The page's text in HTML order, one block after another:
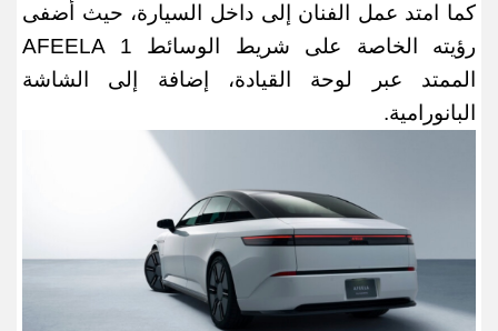
كما امتد عمل الفنان إلى داخل السيارة، حيث أضفى
رؤيته الخاصة على شريط الوسائط
الممتد عبر لوحة القيادة، إضافة إلى الشاشة
البانورامية.